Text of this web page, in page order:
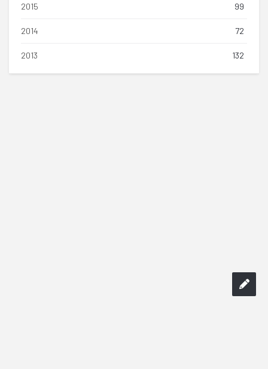
2015 99
2014 72
2013 132